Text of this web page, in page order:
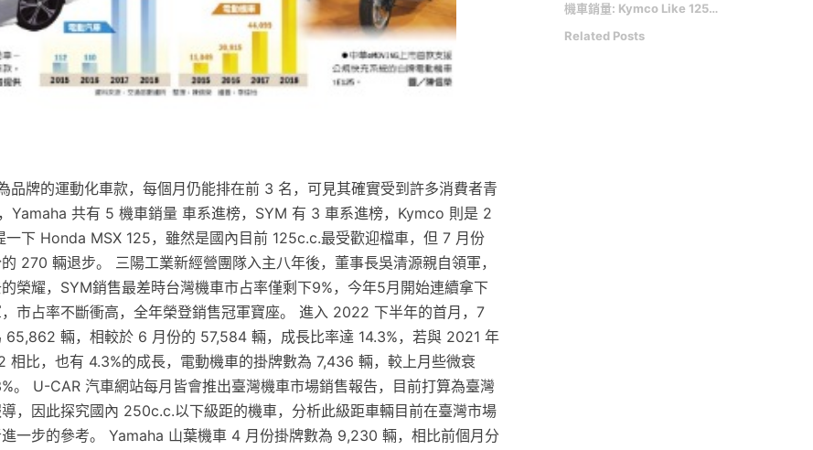
品牌的運動化車款，每個月仍能排在前 3 名，可見其確實受到許多消費者青
Yamaha 共有 5 機車銷量 車系進榜，SYM 有 3 車系進榜，Kymco 則是 2
一下 Honda MSX 125，雖然是國內目前 125c.c.最受歡迎檔車，但 7 月份
270 輛退步。 三陽工業新經營團隊入主八年後，董事長吳清源親自領軍，
榮耀，SYM銷售最差時台灣機車市占率僅剩下9%，今年5月開始連續拿下
市占率不斷衝高，全年榮登銷售冠軍寶座。 進入 2022 下半年的首月，7
65,862 輛，相較於 6 月份的 57,584 輛，成長比率達 14.3%，若與 2021 年
相比，也有 4.3%的成長，電動機車的掛牌數為 7,436 輛，較上月些微衰
。 U-CAR 汽車網站每月皆會推出臺灣機車市場銷售報告，目前打算為臺灣
，因此探究國內 250c.c.以下級距的機車，分析此級距車輛目前在臺灣市場
一步的參考。 Yamaha 山葉機車 4 月份掛牌數為 9,230 輛，相比前個月分
機車銷量: Kymco Like 125 銷量有感提升，KRV 180 MOTO TCS 蜜月期已過？
Related Posts